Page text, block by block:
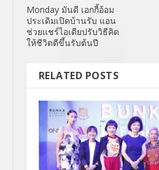
Monday มันดี เอกกี้อ้อม
ประเดิมเปิดบ้านรับ แอน
ช่วยแชร์ไอเดียปรับวิธีคิด
ให้ชีวิตดีขึ้นรับต้นปี
RELATED POSTS